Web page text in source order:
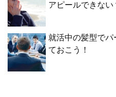
アピールできない
就活中の髪型で
ておこう！